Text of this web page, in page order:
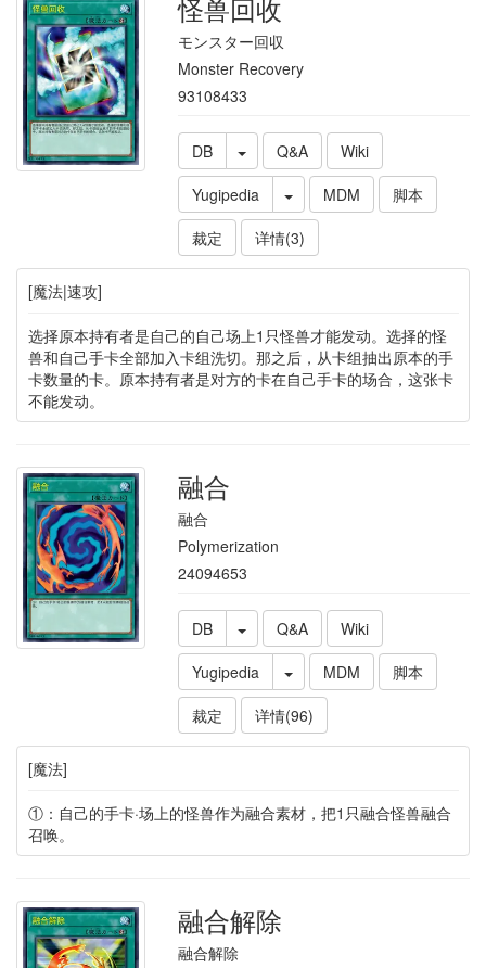
怪兽回收
モンスター回収
Monster Recovery
93108433
DB Q&A
Wiki
Yugipedia
MDM
脚本
裁定
详情(3)
[魔法|速攻]
选择原本持有者是自己的自己场上1只怪兽才能发动。选择的怪
兽和自己手卡全部加入卡组洗切。那之后，从卡组抽出原本的手
卡数量的卡。原本持有者是对方的卡在自己手卡的场合，这张卡
不能发动。
融合
融合
Polymerization
24094653
DB Q&A
Wiki
Yugipedia
MDM
脚本
裁定
详情(96)
[魔法]
①：自己的手卡·场上的怪兽作为融合素材，把1只融合怪兽融合
召唤。
融合解除
融合解除